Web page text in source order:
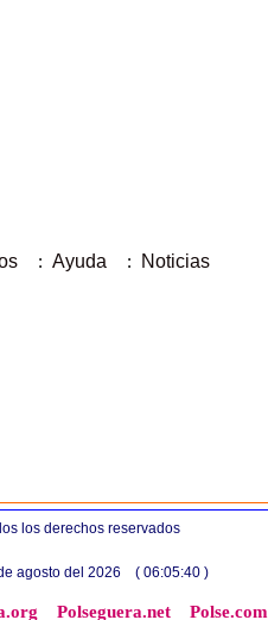
: Ayuda : Noticias
los derechos reservados
agosto del 2026 ( 06:05:40 )
Polseguera.net Polse.com